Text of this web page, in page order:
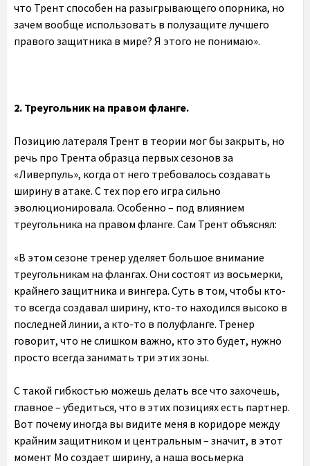
что Трент способен на разыгрывающего опорника, но
зачем вообще использовать в полузащите лучшего
правого защитника в мире? Я этого не понимаю».
2. Треугольник на правом фланге.
Позицию латераля Трент в теории мог бы закрыть, но
речь про Трента образца первых сезонов за
«Ливерпуль», когда от него требовалось создавать
ширину в атаке. С тех пор его игра сильно
эволюционировала. Особенно – под влиянием
треугольника на правом фланге. Сам Трент объяснял:
«В этом сезоне тренер уделяет большое внимание
треугольникам на флангах. Они состоят из восьмерки,
крайнего защитника и вингера. Суть в том, чтобы кто-
то всегда создавал ширину, кто-то находился высоко в
последней линии, а кто-то в полуфланге. Тренер
говорит, что не слишком важно, кто это будет, нужно
просто всегда занимать три этих зоны.
С такой гибкостью можешь делать все что захочешь,
главное – убедиться, что в этих позициях есть партнер.
Вот почему иногда вы видите меня в коридоре между
крайним защитником и центральным – значит, в этот
момент Мо создает ширину, а наша восьмерка